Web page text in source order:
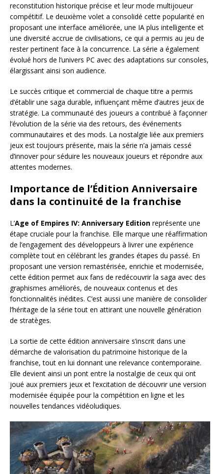
reconstitution historique précise et leur mode multijoueur
compétitif. Le deuxième volet a consolidé cette popularité en
proposant une interface améliorée, une IA plus intelligente et
une diversité accrue de civilisations, ce qui a permis au jeu de
rester pertinent face à la concurrence. La série a également
évolué hors de l’univers PC avec des adaptations sur consoles,
élargissant ainsi son audience.
Le succès critique et commercial de chaque titre a permis
d’établir une saga durable, influençant même d’autres jeux de
stratégie. La communauté des joueurs a contribué à façonner
l’évolution de la série via des retours, des événements
communautaires et des mods. La nostalgie liée aux premiers
jeux est toujours présente, mais la série n’a jamais cessé
d’innover pour séduire les nouveaux joueurs et répondre aux
attentes modernes.
Importance de l’Édition Anniversaire
dans la continuité de la franchise
L’Age of Empires IV: Anniversary Edition représente une
étape cruciale pour la franchise. Elle marque une réaffirmation
de l’engagement des développeurs à livrer une expérience
complète tout en célébrant les grandes étapes du passé. En
proposant une version remastérisée, enrichie et modernisée,
cette édition permet aux fans de redécouvrir la saga avec des
graphismes améliorés, de nouveaux contenus et des
fonctionnalités inédites. C’est aussi une manière de consolider
l’héritage de la série tout en attirant une nouvelle génération
de stratèges.
La sortie de cette édition anniversaire s’inscrit dans une
démarche de valorisation du patrimoine historique de la
franchise, tout en lui donnant une relevance contemporaine.
Elle devient ainsi un pont entre la nostalgie de ceux qui ont
joué aux premiers jeux et l’excitation de découvrir une version
modernisée équipée pour la compétition en ligne et les
nouvelles tendances vidéoludiques.